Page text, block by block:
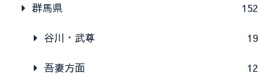
群馬県 152
谷川・武尊 19
吾妻方面 12